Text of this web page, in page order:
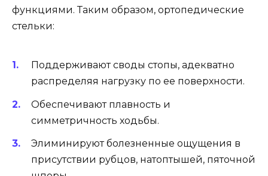
функциями. Таким образом, ортопедические
стельки:
Поддерживают своды стопы, адекватно
распределяя нагрузку по ее поверхности.
Обеспечивают плавность и
симметричность ходьбы.
Элиминируют болезненные ощущения в
присутствии рубцов, натоптышей, пяточной